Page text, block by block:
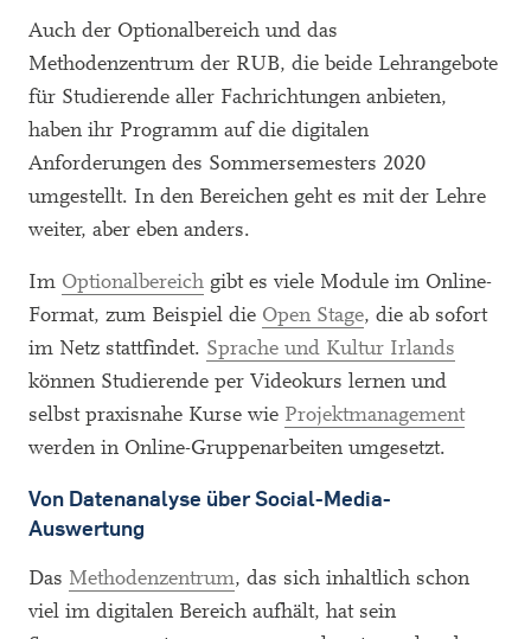
Auch der Optionalbereich und das
Methodenzentrum der RUB, die beide Lehrangebote
für Studierende aller Fachrichtungen anbieten,
haben ihr Programm auf die digitalen
Anforderungen des Sommersemesters 2020
umgestellt. In den Bereichen geht es mit der Lehre
weiter, aber eben anders.
Im Optionalbereich gibt es viele Module im Online-
Format, zum Beispiel die Open Stage, die ab sofort
im Netz stattfindet. Sprache und Kultur Irlands
können Studierende per Videokurs lernen und
selbst praxisnahe Kurse wie Projektmanagement
werden in Online-Gruppenarbeiten umgesetzt.
Von Datenanalyse über Social-Media-
Auswertung
Das Methodenzentrum, das sich inhaltlich schon
viel im digitalen Bereich aufhält, hat sein